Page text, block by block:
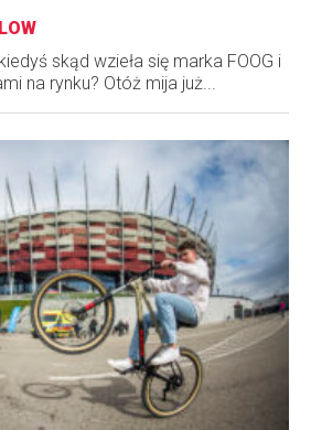
skąd wzieła się marka FOOG i
na rynku? Otóż mija już...